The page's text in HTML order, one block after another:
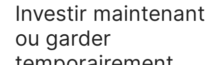
Investir maintenant
ou garder